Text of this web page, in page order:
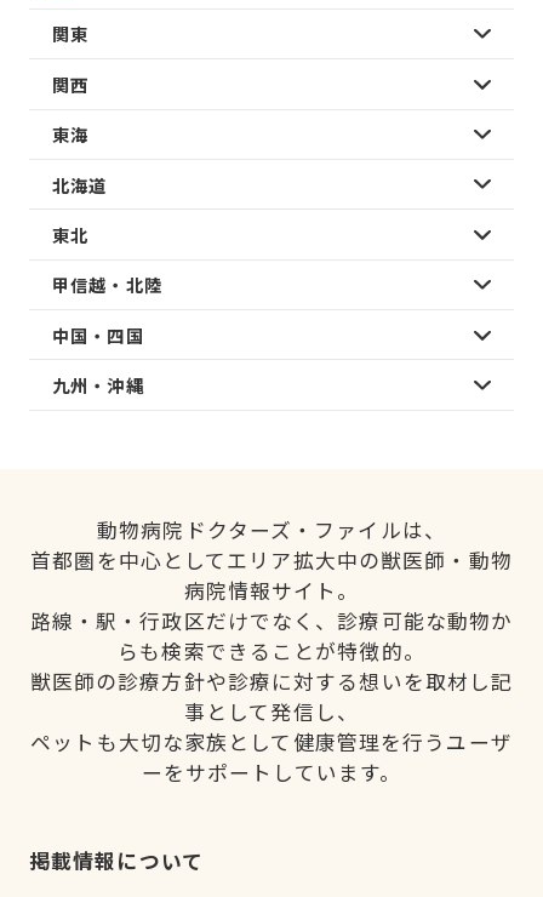
関東
関西
東海
北海道
東北
甲信越・北陸
中国・四国
九州・沖縄
動物病院ドクターズ・ファイルは、
首都圏を中心としてエリア拡大中の獣医師・動物
病院情報サイト。
路線・駅・行政区だけでなく、診療可能な動物か
らも検索できることが特徴的。
獣医師の診療方針や診療に対する想いを取材し記
事として発信し、
ペットも大切な家族として健康管理を行うユーザ
ーをサポートしています。
掲載情報について